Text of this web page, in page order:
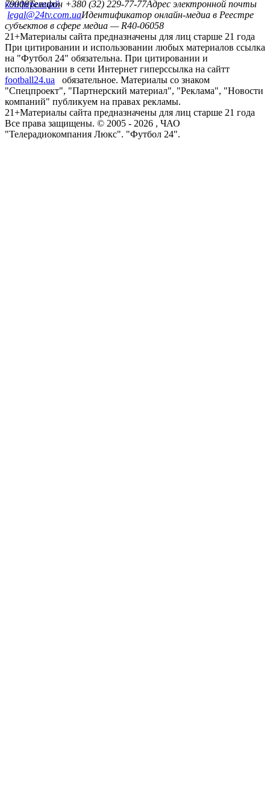
конференций
79008Телефон +380 (32) 229-77-77Адрес электронной почты
legal@24tv.com.uaИдентификатор онлайн-медиа в Реестре
субъектов в сфере медиа — R40-06058
21+Материалы сайта предназначены для лиц старше 21 года
При цитировании и использовании любых материалов ссылка
на "Футбол 24" обязательна. При цитировании и
использовании в сети Интернет гиперссылка на сайтт
football24.ua
обязательное. Материалы со знаком
"Спецпроект", "Партнерский материал", "Реклама", "Новости
компаний" публикуем на правах рекламы.
21+Материалы сайта предназначены для лиц старше 21 года
Все права защищены. © 2005 - 2026 , ЧАО
"Телерадиокомпания Люкс". "Футбол 24".